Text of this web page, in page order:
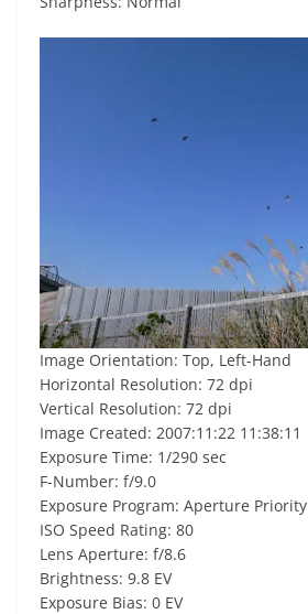
Image Orientation: Top, Left-Hand
Horizontal Resolution: 72 dpi
Vertical Resolution: 72 dpi
Image Created: 2007:11:22 11:38:11
Exposure Time: 1/290 sec
F-Number: f/9.0
Exposure Program: Aperture Priority
ISO Speed Rating: 80
Lens Aperture: f/8.6
Brightness: 9.8 EV
Exposure Bias: 0 EV